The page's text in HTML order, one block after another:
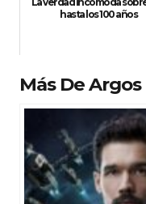
hasta los 100 años
Más De